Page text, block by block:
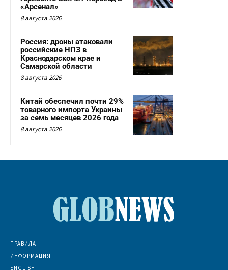
«Арсенал»
8 августа 2026
Россия: дроны атаковали
российские НПЗ в
Краснодарском крае и
Самарской области
8 августа 2026
Китай обеспечил почти 29%
товарного импорта Украины
за семь месяцев 2026 года
8 августа 2026
ПРАВИЛА
ИНФОРМАЦИЯ
ENGLISH